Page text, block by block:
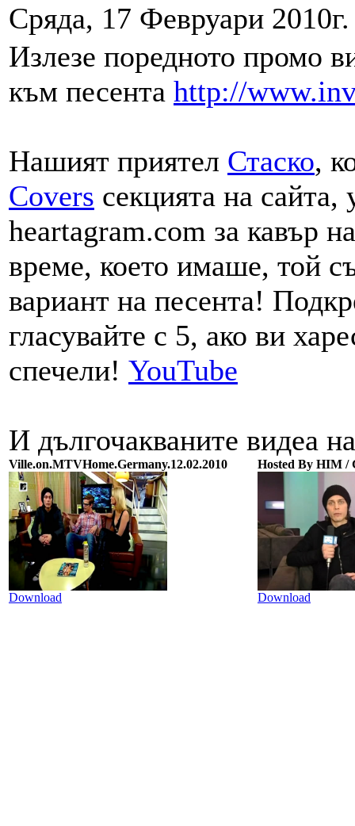
Сряда, 17 Февруари
Излезе поредното промо
към песента http://
Нашият приятел Стаско,
Covers секцията на сайта,
heartagram.com за кавър
време, което имаше, той
вариант на песента!
гласувайте с 5, ако ви
спечели! YouTube
И дългочакваните видеа
Ville.on.MTVHome.Germany.12.02.2010
Download
Hosted By HIM /
Download